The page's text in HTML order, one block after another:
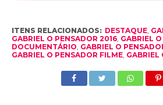
ITENS RELACIONADOS: DESTAQUE,
GABRIEL O PENSADOR 2016, GABRIEL
DOCUMENTÁRIO GABRIEL O
GABRIEL O PENSADOR FILME, GABRIEL